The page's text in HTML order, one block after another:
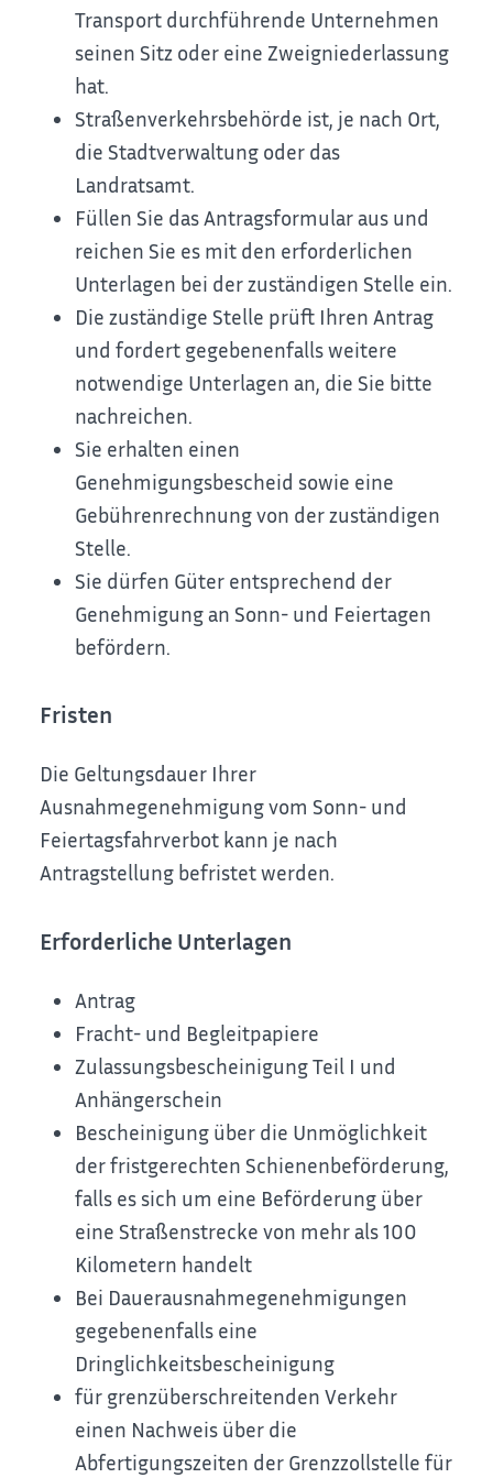
Transport durchführende Unternehmen
seinen Sitz oder eine Zweigniederlassung
hat.
Straßenverkehrsbehörde ist, je nach Ort,
die Stadtverwaltung oder das
Landratsamt.
Füllen Sie das Antragsformular aus und
reichen Sie es mit den erforderlichen
Unterlagen bei der zuständigen Stelle ein.
Die zuständige Stelle prüft Ihren Antrag
und fordert gegebenenfalls weitere
notwendige Unterlagen an, die Sie bitte
nachreichen.
Sie erhalten einen
Genehmigungsbescheid sowie eine
Gebührenrechnung von der zuständigen
Stelle.
Sie dürfen Güter entsprechend der
Genehmigung an Sonn- und Feiertagen
befördern.
Fristen
Die Geltungsdauer Ihrer
Ausnahmegenehmigung vom Sonn- und
Feiertagsfahrverbot kann je nach
Antragstellung befristet werden.
Erforderliche Unterlagen
Antrag
Fracht- und Begleitpapiere
Zulassungsbescheinigung Teil I und
Anhängerschein
Bescheinigung über die Unmöglichkeit
der fristgerechten Schienenbeförderung,
falls es sich um eine Beförderung über
eine Straßenstrecke von mehr als 100
Kilometern handelt
Bei Dauerausnahmegenehmigungen
gegebenenfalls eine
Dringlichkeitsbescheinigung
für grenzüberschreitenden Verkehr
einen Nachweis über die
Abfertigungszeiten der Grenzzollstelle für